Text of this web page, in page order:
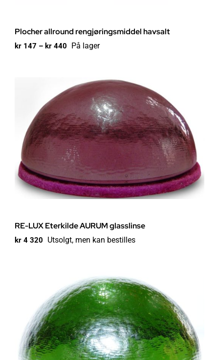
Plocher allround rengjøringsmiddel havsalt
kr 147 – kr 440 Prisområde:
På lager
RE-LUX Eterkilde AURUM glasslinse
kr 4 320 Utsolgt, men kan bestilles